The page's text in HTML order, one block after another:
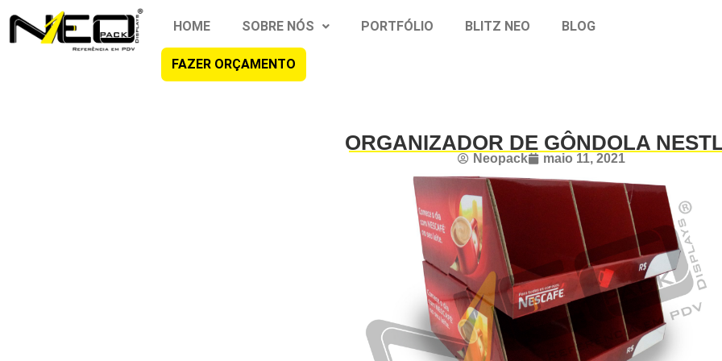
HOME SOBRE NÓS PORTFÓLIO BLITZ NEO BLOG
FAZER ORÇAMENTO
ORGANIZADOR DE GÔNDOLA
Neopack maio 11, 2021